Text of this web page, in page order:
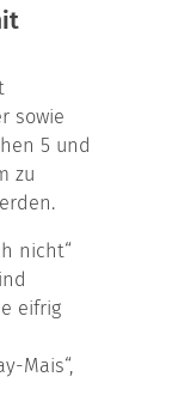
sowie
5 und
zu
nicht“
eifrig
Mais“,